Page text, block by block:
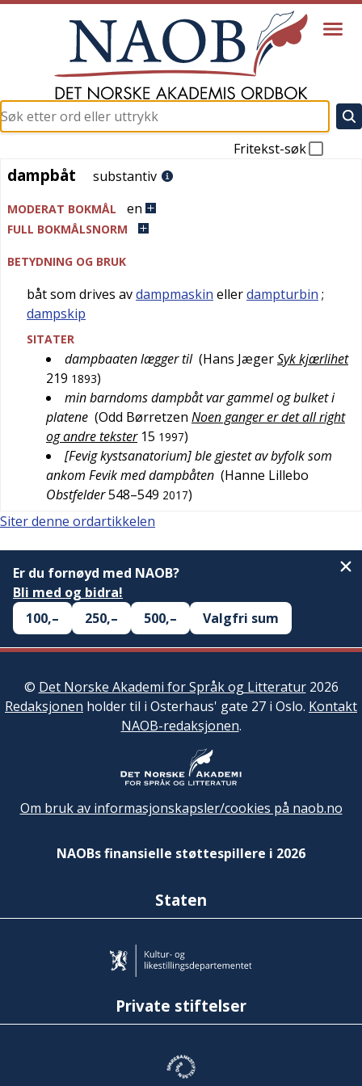
Fritekst-søk
dampbåt
dampbåt substantiv
MODERAT BOKMÅL en
FULL BOKMÅLSNORM
BETYDNING OG BRUK
båt som drives avdampmaskin ellerdampturbin ;
dampskip
SITATER
dampbaaten lægger til (Hans JægerSyk kjærlihet
219 1893)
min barndoms dampbåt var gammel og bulket i
platene (Odd Børretzen Noen ganger er det all right
og andre tekster 15 1997)
[Fevig kystsanatorium] ble gjestet av byfolk som
ankom Fevik med dampbåten (Hanne Lillebo
Obstfelder548–549 2017)
Siter denne ordartikkelen
Er du fornøyd med NAOB?
Bli med og bidra!
100,–
250,– 500,– Valgfri sum
© Det Norske Akademi for Språk og Litteratur2026
Redaksjonen holder til i Osterhaus' gate 27 i Oslo. Kontakt
NAOB-redaksjonen.
Om bruk av informasjonskapsler/cookies på naob.no
NAOBs finansielle støttespillere i 2026
Staten
Private stiftelser